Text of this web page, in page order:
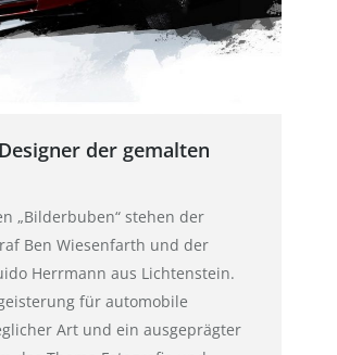
der gemalten
„Bilderbuben“ stehen der
Ben Wiesenfarth und der
Herrmann aus Lichtenstein.
für automobile
Art und ein ausgeprägter